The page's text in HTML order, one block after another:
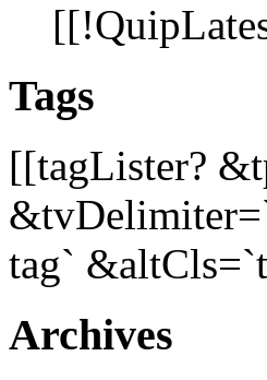
Tags
[[tagLister?
tag`
Archives